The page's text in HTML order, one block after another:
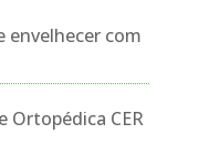
envelhecer com
Ortopédica CER